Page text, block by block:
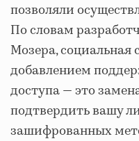
позволяли
По словам
Мозера, социальная
добавлением
доступа — это
подтвердить вашу
зашифрованных